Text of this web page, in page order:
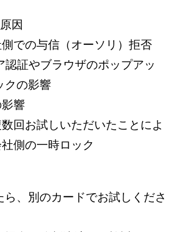
因
側での与信（オーソリ）拒否
認証やブラウザのポップアッ
クの影響
影響
数回お試しいただいたことによ
側の一時ロック
、別のカードでお試しくださ